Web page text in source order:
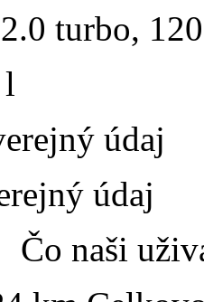
turbo,
údaj
údaj
Čo naši